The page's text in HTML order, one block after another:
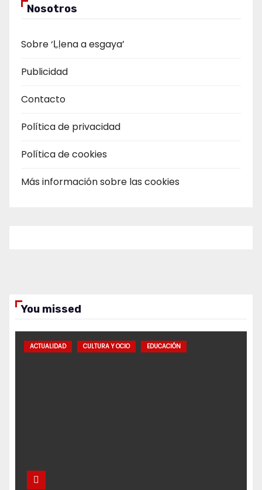
Nosotros
Sobre ‘Ḷḷena a esgaya’
Publicidad
Contacto
Política de privacidad
Política de cookies
Más información sobre las cookies
You missed
ACTUALIDAD CULTURA Y OCIO EDUCACIÓN